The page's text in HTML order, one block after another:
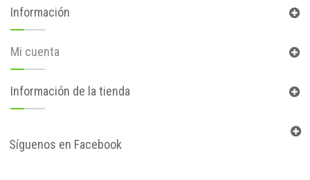
Información
Mi cuenta
Información de la tienda
Síguenos en Facebook